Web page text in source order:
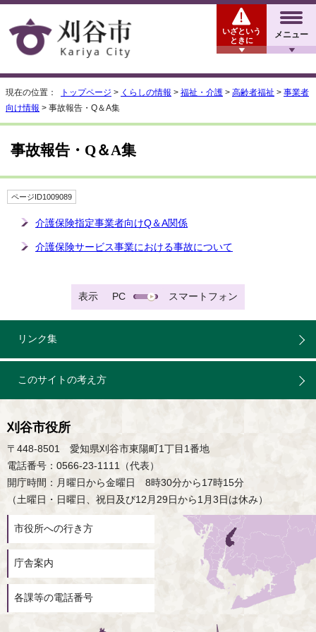
メニュー
いざという
ときに
現在の位置： トップページ > くらしの情報 > 福祉・介護 > 高齢者福祉 > 事業者
向け情報 > 事故報告・Q＆A集
事故報告・Q＆A集
ページID1009089
介護保険指定事業者向けQ＆A関係
介護保険サービス事業における事故について
表示 PC スマートフォン
リンク集
このサイトの考え方
刈谷市役所
〒448-8501 愛知県刈谷市東陽町1丁目1番地
電話番号：0566-23-1111（代表）
開庁時間：月曜日から金曜日 8時30分から17時15分
（土曜日・日曜日、祝日及び12月29日から1月3日は休み）
市役所への行き方
庁舎案内
各課等の電話番号